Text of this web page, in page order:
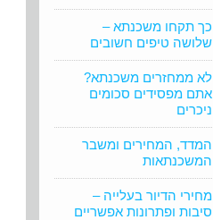
כך תקחו משכנתא –
שלושה טיפים חשובים
לא ממחזרים משכנתא?
אתם מפסידים סכומים
ניכרים
המדד, המחירים ומשבר
המשכנתאות
מחירי הדיור בעלייה –
סיבות ופתרונות אפשריים